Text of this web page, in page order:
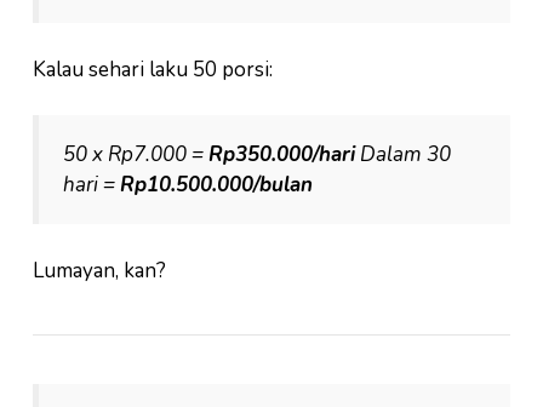
Kalau sehari laku 50 porsi:
50 x Rp7.000 =Rp350.000/hariDalam 30
hari =Rp10.500.000/bulan
Lumayan, kan?